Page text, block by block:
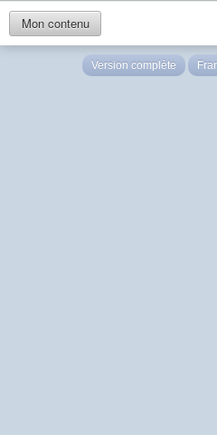
Mon contenu
Version complète